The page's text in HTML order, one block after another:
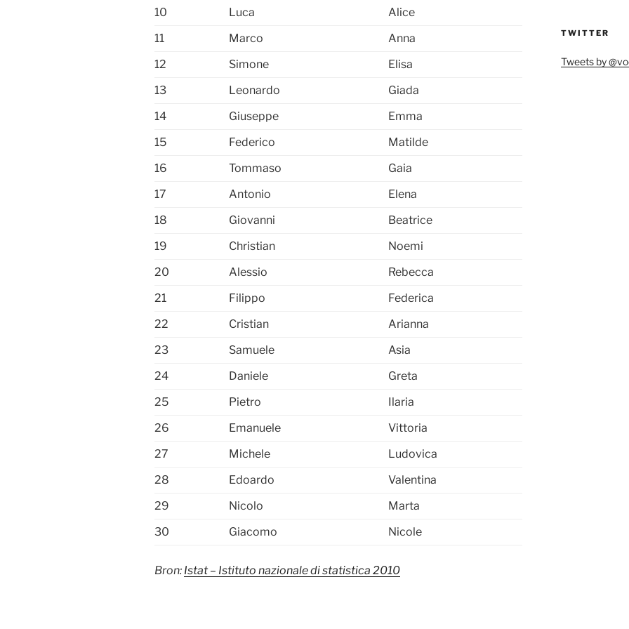
10
Luca
Alice
11
Marco
Anna
12
Simone
Elisa
13
Leonardo
Giada
14
Giuseppe
Emma
15
Federico
Matilde
16
Tommaso
Gaia
17
Antonio
Elena
18
Giovanni
Beatrice
19
Christian
Noemi
20
Alessio
Rebecca
21
Filippo
Federica
22
Cristian
Arianna
23
Samuele
Asia
24
Daniele
Greta
25
Pietro
Ilaria
26
Emanuele
Vittoria
27
Michele
Ludovica
28
Edoardo
Valentina
29
Nicolo
Marta
30
Giacomo Nicole
Bron: Istat – Istituto nazionale di statistica 2010
TWITTER
Tweets by